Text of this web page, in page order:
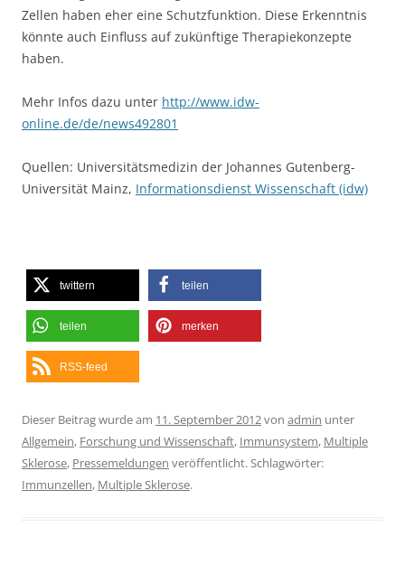
Zellen haben eher eine Schutzfunktion. Diese Erkenntnis
könnte auch Einfluss auf zukünftige Therapiekonzepte
haben.
Mehr Infos dazu unter http://www.idw-
online.de/de/news492801
Quellen: Universitätsmedizin der Johannes Gutenberg-
Universität Mainz, Informationsdienst Wissenschaft (idw)
twittern teilen
teilen merken
RSS-feed
Dieser Beitrag wurde am 11. September 2012von admin unter
Allgemein, Forschung und Wissenschaft, Immunsystem, Multiple
Sklerose, Pressemeldungen veröffentlicht. Schlagwörter:
Immunzellen, Multiple Sklerose.